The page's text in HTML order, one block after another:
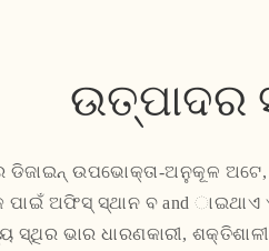
ଉତ୍ପାଦର
ଉପଭୋକ୍ତା-ଅନୁକୂଳ
ପାଇଁ ଅଫିସ୍ ସ୍ଥାନ ବ and
ସ୍ଥିର ଭାର ଧାରଣକାରୀ,